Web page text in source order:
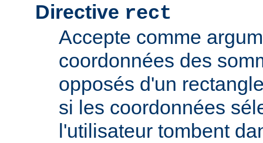
Directive rect
Accepte comme
coordonnées des
opposés d'un
si les coordonnées
l'utilisateur tombent